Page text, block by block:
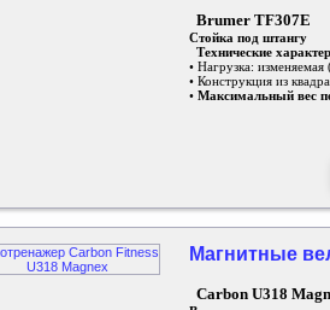
Brumer TF307E
Стойка под штангу
Технические
• Нагрузка:
• Конструкция из
• Максимальный вес
Магнитные
Carbon U318